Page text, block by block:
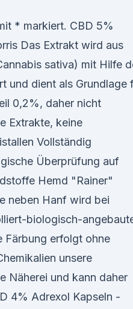
* markiert. CBD 5%
Das Extrakt wird aus
sativa) mit Hilfe
und dient als Grundlage
0,2%, daher nicht
Extrakte, keine
Vollständig
Überprüfung auf
Hemd "Rainer"
neben Hanf wird bei
biologisch-
Färbung erfolgt ohne
unsere
Näherei und kann daher
4% Adrexol Kapseln -